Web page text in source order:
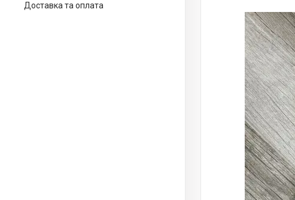
Доставка та оплата